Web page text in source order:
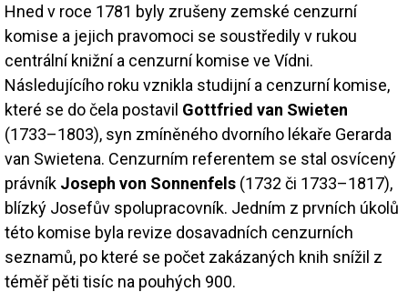
Hned v roce 1781 byly zrušeny zemské cenzurní
komise a jejich pravomoci se soustředily v rukou
centrální knižní a cenzurní komise ve Vídni.
Následujícího roku vznikla studijní a cenzurní komise,
které se do čela postavil Gottfried van Swieten
(1733–1803), syn zmíněného dvorního lékaře Gerarda
van Swietena. Cenzurním referentem se stal osvícený
právník Joseph von Sonnenfels (1732 či 1733–1817),
blízký Josefův spolupracovník. Jedním z prvních úkolů
této komise byla revize dosavadních cenzurních
seznamů, po které se počet zakázaných knih snížil z
téměř pěti tisíc na pouhých 900.